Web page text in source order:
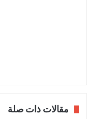
مقالات ذات صلة